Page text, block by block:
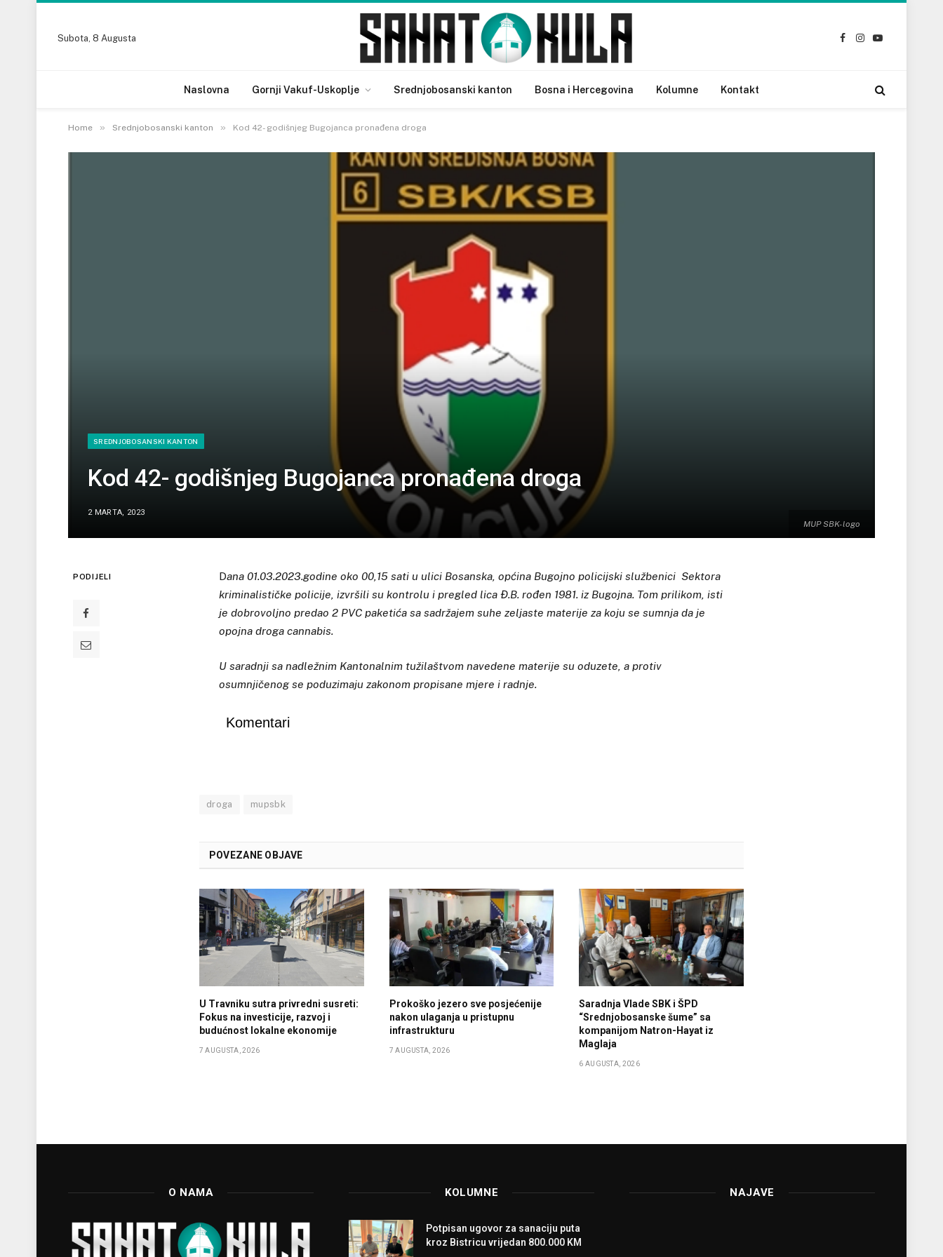
Subota, 8 Augusta
Facebook
Instagram
YouTube
Naslovna Gornji Vakuf-Uskoplje Srednjobosanski kanton Bosna i Hercegovina Kolumne Kontakt
Home » Srednjobosanski kanton » Kod 42- godišnjeg Bugojanca pronađena droga
MUP SBK- logo
SREDNJOBOSANSKI KANTON
Kod 42- godišnjeg Bugojanca pronađena droga
2 MARTA, 2023
PODIJELI Dana 01.03.2023.godine oko 00,15 sati u ulici Bosanska, općina Bugojno policijski službenici Sektora
kriminalističke policije, izvršili su kontrolu i pregled lica Đ.B. rođen 1981. iz Bugojna. Tom prilikom, isti
je dobrovoljno predao 2 PVC paketića sa sadržajem suhe zeljaste materije za koju se sumnja da je
opojna droga cannabis.
U saradnji sa nadležnim Kantonalnim tužilaštvom navedene materije su oduzete, a protiv
osumnjičenog se poduzimaju zakonom propisane mjere i radnje.
Komentari
droga mupsbk
POVEZANE OBJAVE
U Travniku sutra privredni susreti:
Fokus na investicije, razvoj i
budućnost lokalne ekonomije
7 AUGUSTA, 2026
Prokoško jezero sve posjećenije
nakon ulaganja u pristupnu
infrastrukturu
7 AUGUSTA, 2026
Saradnja Vlade SBK i ŠPD
“Srednjobosanske šume” sa
kompanijom Natron-Hayat iz
Maglaja
6 AUGUSTA, 2026
O NAMA KOLUMNE
Potpisan ugovor za sanaciju puta
kroz Bistricu vrijedan 800.000 KM
NAJAVE